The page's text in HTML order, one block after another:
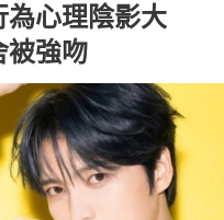
為心理陰影大
被強吻